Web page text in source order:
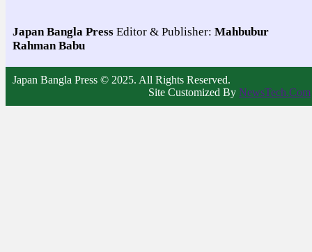
Japan Bangla Press Editor & Publisher: Mahbubur
Rahman Babu
Japan Bangla Press © 2025. All Rights Reserved.
Site Customized By NewsTech.Com